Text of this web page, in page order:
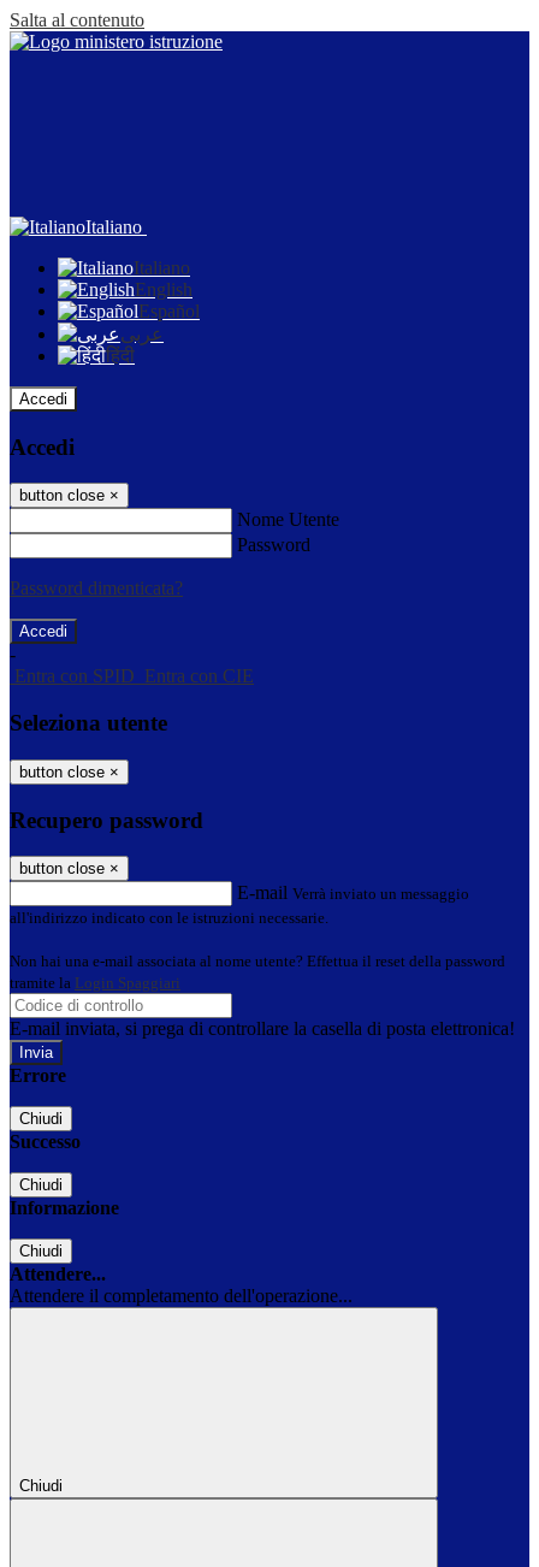
Salta al contenuto
Italiano
Italiano
English
Español
عربى
हिंदी
Accedi
Accedi
button close ×
Nome Utente
Password
Password dimenticata?
-
Entra con SPID Entra con CIE
Seleziona utente
button close ×
Recupero password
button close ×
E-mail Verrà inviato un messaggio
all'indirizzo indicato con le istruzioni necessarie.
Non hai una e-mail associata al nome utente? Effettua il reset della password
tramite la Login Spaggiari
E-mail inviata, si prega di controllare la casella di posta elettronica!
Errore
Chiudi
Successo
Chiudi
Informazione
Chiudi
Attendere...
Attendere il completamento dell'operazione...
Chiudi